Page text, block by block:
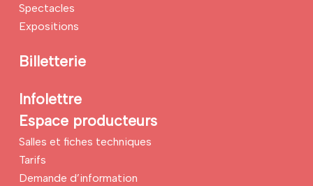
Spectacles
Expositions
Billetterie
Infolettre
Espace producteurs
Salles et fiches techniques
Tarifs
Demande d’information